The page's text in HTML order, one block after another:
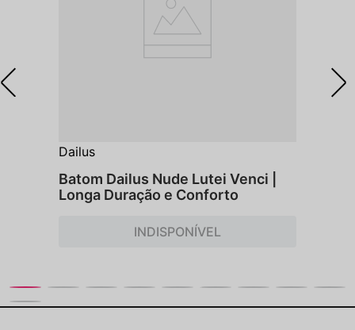
Dailus
Batom Dailus Nude Lutei Venci |
Longa Duração e Conforto
INDISPONÍVEL